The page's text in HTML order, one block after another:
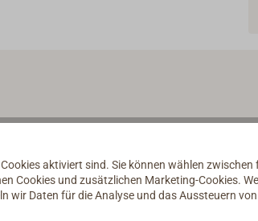
aktiviert sind. Sie können wählen zwischen
Cookies und zusätzlichen Marketing-Cookies.
wir Daten für die Analyse und das Aussteuern von